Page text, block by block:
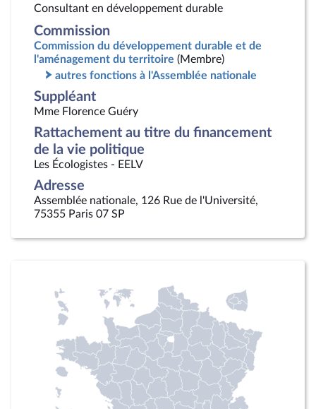
Consultant en développement durable
Commission
Commission du développement durable et de
l'aménagement du territoire (Membre)
autres fonctions à l'Assemblée nationale
Suppléant
Mme Florence Guéry
Rattachement au titre du financement
de la vie politique
Les Écologistes - EELV
Adresse
Assemblée nationale, 126 Rue de l'Université,
75355 Paris 07 SP